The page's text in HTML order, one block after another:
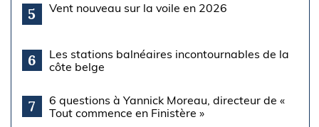
5 Vent nouveau sur la voile en 2026
6
Les stations balnéaires incontournables de la
côte belge
7
6 questions à Yannick Moreau, directeur de «
Tout commence en Finistère »